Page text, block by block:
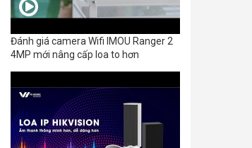
Đánh giá camera Wifi IMOU Ranger 2
4MP mới nâng cấp loa to hơn